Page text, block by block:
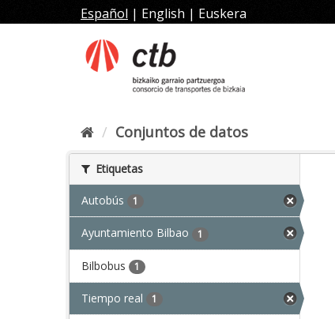
al
Español | English | Euskera
Conjuntos de datos
Etiquetas
Autobús 1
Ayuntamiento Bilbao 1
Bilbobus 1
Tiempo real 1